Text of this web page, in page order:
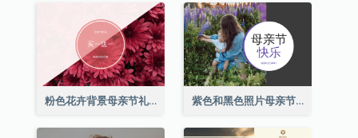
粉色花卉背景母亲节礼品卡 紫色和黑色照片母亲节礼品卡